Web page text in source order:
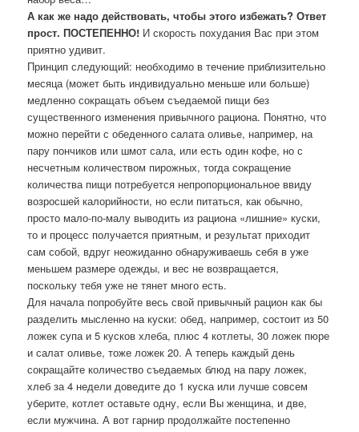
А как же надо действовать, чтобы этого избежать? Ответ
прост. ПОСТЕПЕННО! И скорость похудания Вас при этом
приятно удивит.
Принцип следующий: необходимо в течение приблизительно
месяца (может быть индивидуально меньше или больше)
медленно сокращать объем съедаемой пищи без
существенного изменения привычного рациона. Понятно, что
можно перейти с обеденного салата оливье, например, на
пару пончиков или шмот сала, или есть один кофе, но с
несчетным количеством пирожных, тогда сокращение
количества пищи потребуется непропорциональное ввиду
возросшей калорийности, но если питаться, как обычно,
просто мало-по-малу выводить из рациона «лишние» куски,
то и процесс получается приятным, и результат приходит
сам собой, вдруг неожиданно обнаруживаешь себя в уже
меньшем размере одежды, и вес не возвращается,
поскольку тебя уже не тянет много есть.
Для начала попробуйте весь свой привычный рацион как бы
разделить мысленно на куски: обед, например, состоит из 50
ложек супа и 5 кусков хлеба, плюс 4 котлеты, 30 ложек пюре
и салат оливье, тоже ложек 20. А теперь каждый день
сокращайте количество съедаемых блюд на пару ложек,
хлеб за 4 недели доведите до 1 куска или лучше совсем
уберите, котлет оставьте одну, если Вы женщина, и две,
если мужчина. А вот гарнир продолжайте постепенно